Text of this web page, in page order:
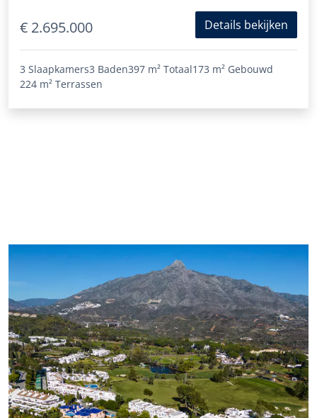
€ 2.695.000 Details bekijken
3 Slaapkamers3 Baden397 m² Totaal173 m² Gebouwd
224 m² Terrassen